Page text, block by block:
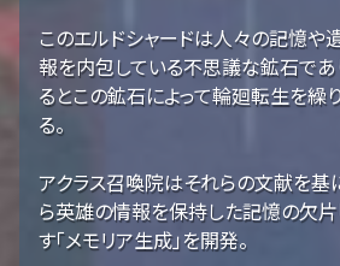
このエルドシャードは人々の記憶
報を内包している不思議な鉱石であ
るとこの鉱石によって輪廻転生を繰
る。
アクラス召喚院はそれらの文献を基
ら英雄の情報を保持した記憶の欠片
す「メモリア生成」を開発。